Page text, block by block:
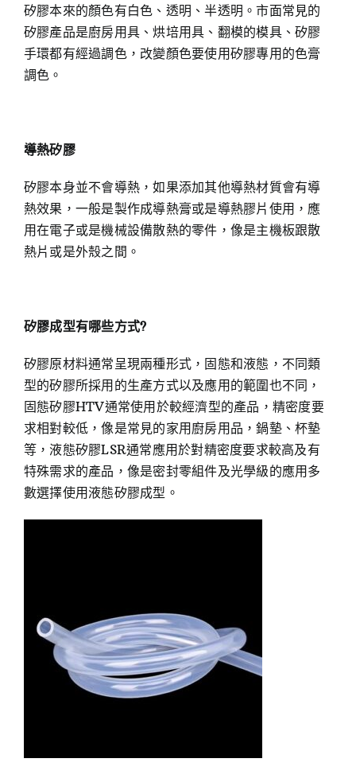
矽膠本來的顏色有白色、透明、半透明。市面常見的
矽膠產品是廚房用具、烘培用具、翻模的模具、矽膠
手環都有經過調色，改變顏色要使用矽膠專用的色膏
調色。
導熱矽膠
矽膠本身並不會導熱，如果添加其他導熱材質會有導
熱效果，一般是製作成導熱膏或是導熱膠片使用，應
用在電子或是機械設備散熱的零件，像是主機板跟散
熱片或是外殼之間。
矽膠成型有哪些方式?
矽膠原材料通常呈現兩種形式，固態和液態，不同類
型的矽膠所採用的生產方式以及應用的範圍也不同，
固態矽膠HTV通常使用於較經濟型的產品，精密度要
求相對較低，像是常見的家用廚房用品，鍋墊、杯墊
等，液態矽膠LSR通常應用於對精密度要求較高及有
特殊需求的產品，像是密封零組件及光學級的應用多
數選擇使用液態矽膠成型。